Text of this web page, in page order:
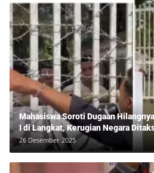
Mahasiswa Soroti Dugaan
I di Langkat, Kerugian Negara
26 Desember 2025